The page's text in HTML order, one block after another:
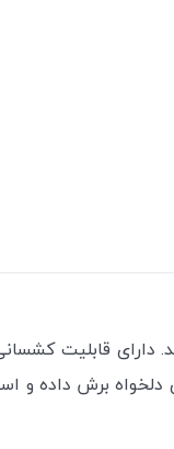
قابلیت
دلخواه برش داده